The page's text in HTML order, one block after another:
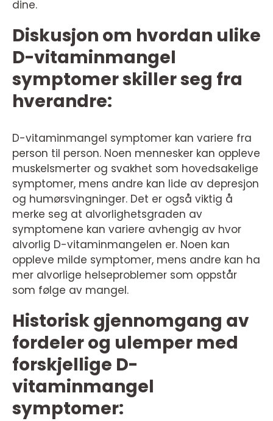
dine.
Diskusjon om hvordan ulike
D-vitaminmangel
symptomer skiller seg fra
hverandre:
D-vitaminmangel symptomer kan variere fra
person til person. Noen mennesker kan oppleve
muskelsmerter og svakhet som hovedsakelige
symptomer, mens andre kan lide av depresjon
og humørsvingninger. Det er også viktig å
merke seg at alvorlighetsgraden av
symptomene kan variere avhengig av hvor
alvorlig D-vitaminmangelen er. Noen kan
oppleve milde symptomer, mens andre kan ha
mer alvorlige helseproblemer som oppstår
som følge av mangel.
Historisk gjennomgang av
fordeler og ulemper med
forskjellige D-
vitaminmangel
symptomer: